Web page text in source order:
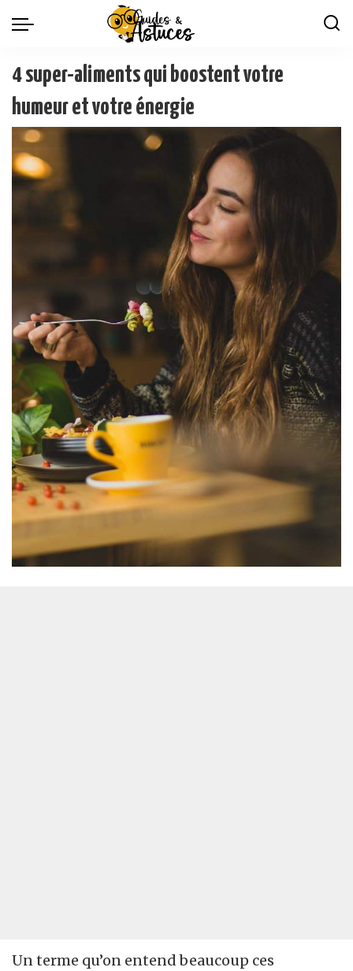
4 super-aliments qui boostent votre
humeur et votre énergie
Un terme qu’on entend beaucoup ces